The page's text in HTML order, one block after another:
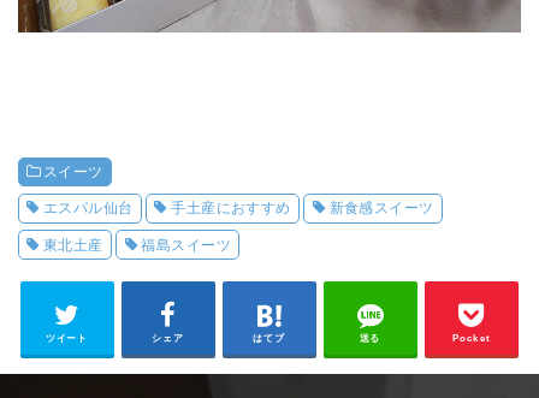
スイーツ
エスパル仙台 手土産におすすめ 新食感スイーツ
東北土産 福島スイーツ
ツイート シェア はてブ 送る Pocket